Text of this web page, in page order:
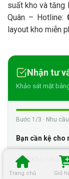
Trang chủ Giỏ
suất kho và tăng
Quân – Hotline:
layout kho miễn
Nhận tư
Khảo sát mặt
Bước 1/3 · Nhu
Bạn cần kệ cho
Kho / nhà